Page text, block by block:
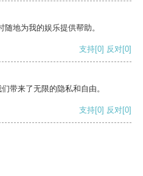
地为我的娱乐提供帮助。
支持[0] 反对[0]
带来了无限的隐私和自由。
支持[0] 反对[0]